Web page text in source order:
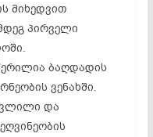
მიხედვით
პირველი
ბაღდადის
ვენახში.
და